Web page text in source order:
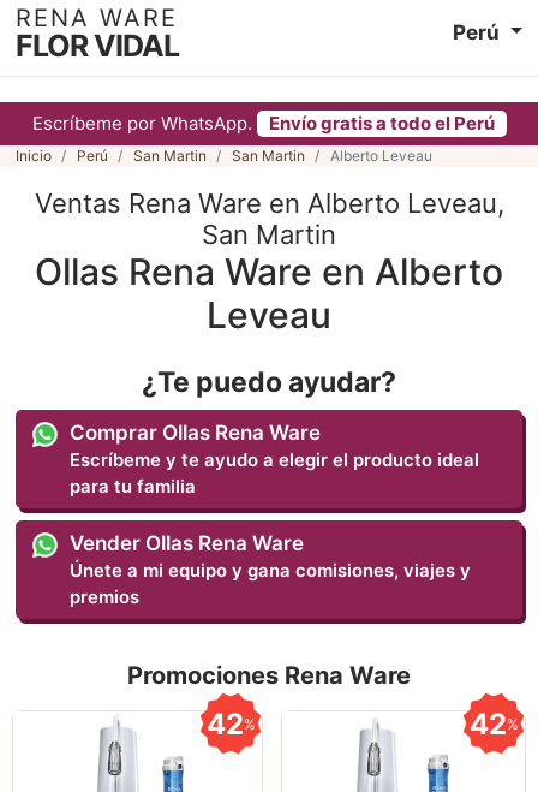
Escríbeme por WhatsApp. Envío gratis a todo el Perú
RENA WARE
FLOR VIDAL Perú
Inicio Perú San Martin San Martin Alberto Leveau
Ventas Rena Ware en Alberto Leveau,
San Martin
Ollas Rena Ware en Alberto
Leveau
¿Te puedo ayudar?
Comprar Ollas Rena Ware
Escríbeme y te ayudo a elegir el producto ideal
para tu familia
Vender Ollas Rena Ware
Únete a mi equipo y gana comisiones, viajes y
premios
Promociones Rena Ware
42% 42%